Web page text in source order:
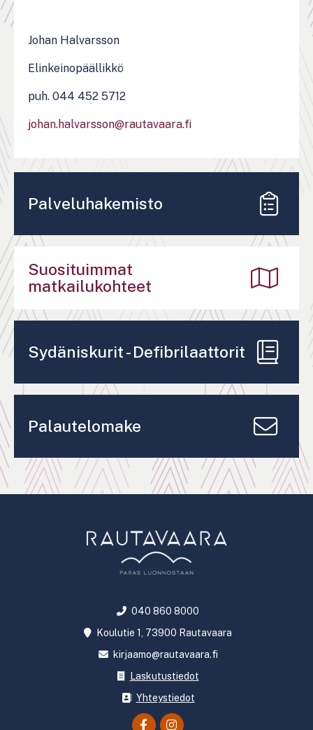
Johan Halvarsson
Elinkeinopäällikkö
puh. 044 452 5712
johan.halvarsson@rautavaara.fi
Palveluhakemisto
Suosituimmat
matkailukohteet
Sydäniskurit - Defibrilaattorit
Palautelomake
040 860 8000
Koulutie 1, 73900 Rautavaara
kirjaamo@rautavaara.fi
Laskutustiedot
Yhteystiedot